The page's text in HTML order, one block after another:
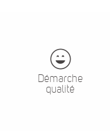
Démarche
qualité